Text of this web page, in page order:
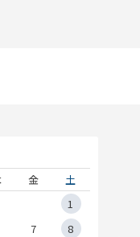
金
土
1
7
8